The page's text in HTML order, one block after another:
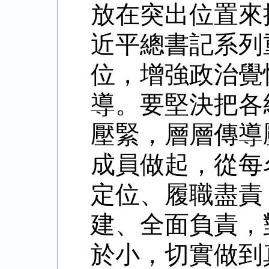
放在突出位置
近平總書記系
位，增強政治
導。要堅決把
壓緊，層層傳
成員做起，從
定位、履職盡
建、全面負責
於小，切實做